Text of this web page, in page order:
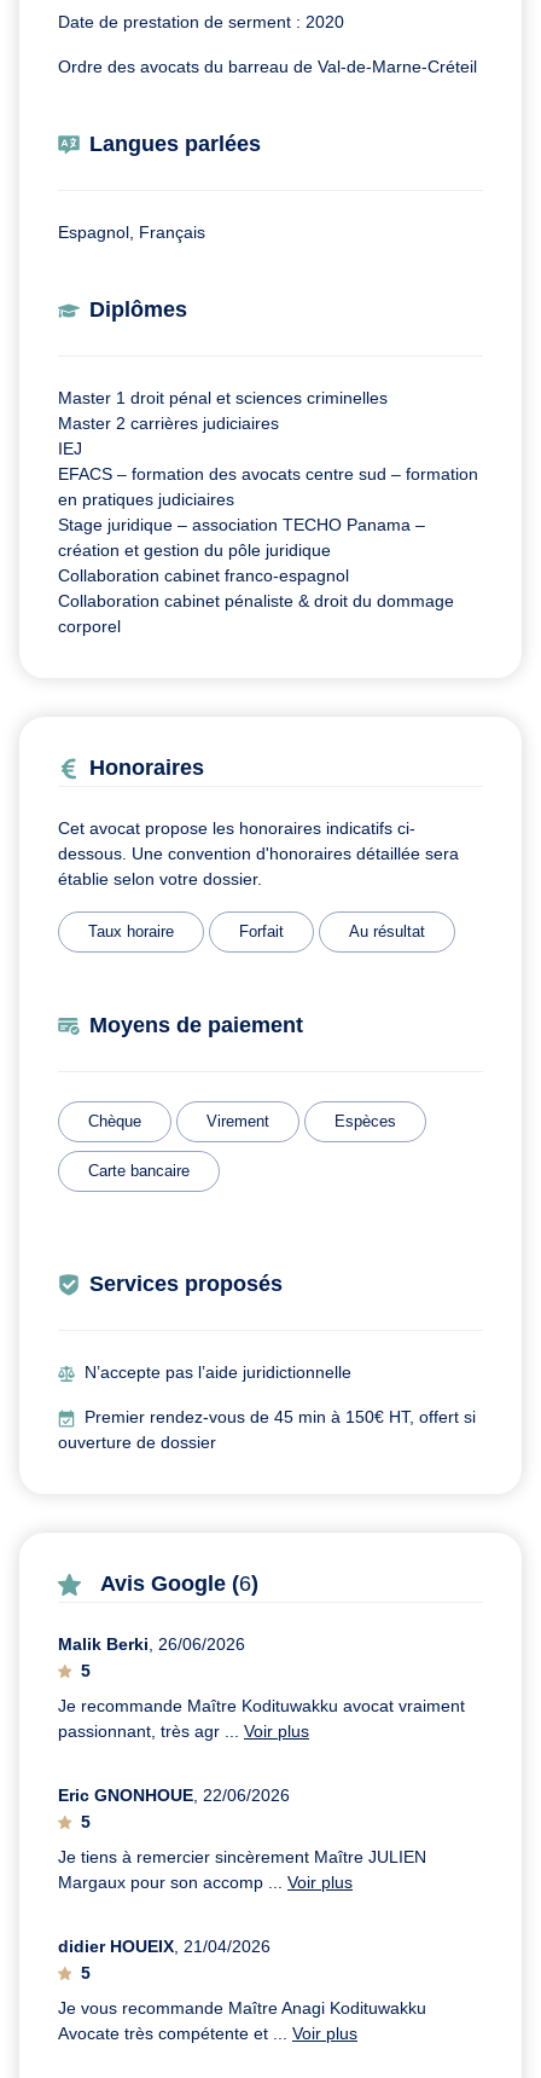
Date de prestation de serment : 2020
Ordre des avocats du barreau de Val-de-Marne-Créteil
Langues parlées
Espagnol, Français
Diplômes
Master 1 droit pénal et sciences criminelles
Master 2 carrières judiciaires
IEJ
EFACS – formation des avocats centre sud – formation
en pratiques judiciaires
Stage juridique – association TECHO Panama –
création et gestion du pôle juridique
Collaboration cabinet franco-espagnol
Collaboration cabinet pénaliste & droit du dommage
corporel
Honoraires
Cet avocat propose les honoraires indicatifs ci-
dessous. Une convention d'honoraires détaillée sera
établie selon votre dossier.
Taux horaire Forfait Au résultat
Moyens de paiement
Chèque Virement Espèces
Carte bancaire
Services proposés
N’accepte pas l’aide juridictionnelle
Premier rendez-vous de 45 min à 150€ HT, offert si
ouverture de dossier
Avis Google (6)
Malik Berki, 26/06/2026
5
Je recommande Maître Kodituwakku avocat vraiment
passionnant, très agr ... Voir plus
Eric GNONHOUE, 22/06/2026
5
Je tiens à remercier sincèrement Maître JULIEN
Margaux pour son accomp ... Voir plus
didier HOUEIX, 21/04/2026
5
Je vous recommande Maître Anagi Kodituwakku
Avocate très compétente et ... Voir plus